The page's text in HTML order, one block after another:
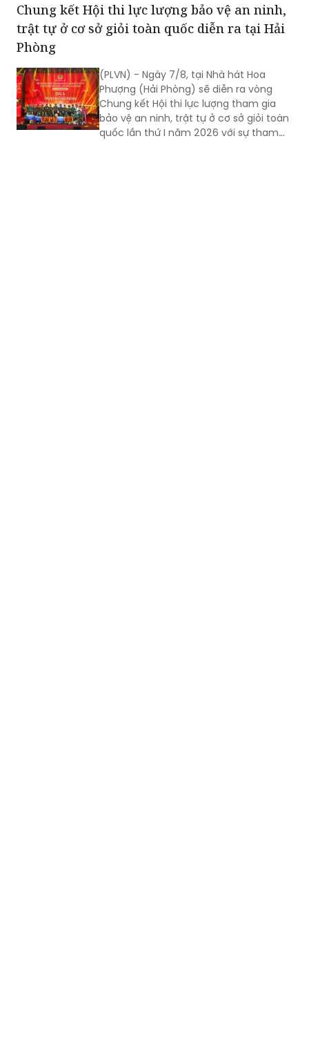
trào “Vì nạn nhân chất độc da cam”.
Chung kết Hội thi lực lượng bảo vệ an ninh,
trật tự ở cơ sở giỏi toàn quốc diễn ra tại Hải
Phòng
(PLVN) - Ngày 7/8, tại Nhà hát Hoa
Phượng (Hải Phòng) sẽ diễn ra vòng
Chung kết Hội thi lực lượng tham gia
bảo vệ an ninh, trật tự ở cơ sở giỏi toàn
quốc lần thứ I năm 2026 với sự tham